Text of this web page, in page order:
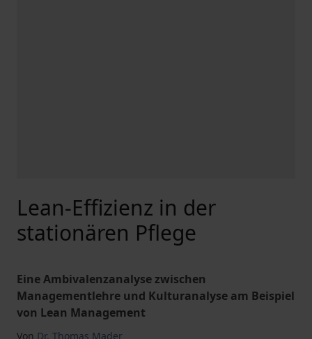
Lean-Effizienz in der
stationären Pflege
Eine Ambivalenzanalyse zwischen
Managementlehre und Kulturanalyse am Beispiel
von Lean Management
Von Dr. Thomas Mader